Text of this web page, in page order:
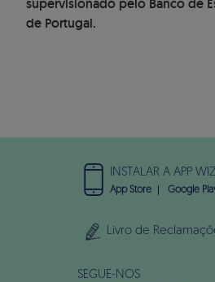
supervisionado pelo Banco de
de Portugal.
INSTALAR A APP
App Store Google
Livro de
SEGUE-NOS